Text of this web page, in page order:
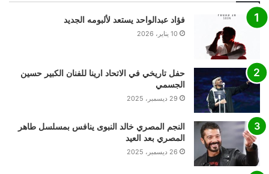
فؤاد عبدالواحد يستعد لألبومه الجديد
10 يناير، 2026
حفل تاريخي في الاتحاد ارينا للفنان الكبير حسين
الجسمي
29 ديسمبر، 2025
النجم المصري خالد النبوى ينافس بمسلسل طاهر
المصري بعد العيد
26 ديسمبر، 2025